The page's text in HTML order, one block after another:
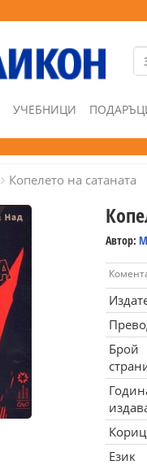
УЧЕБНИЦИ
Копелето на сатаната
Автор:
Брой
Език